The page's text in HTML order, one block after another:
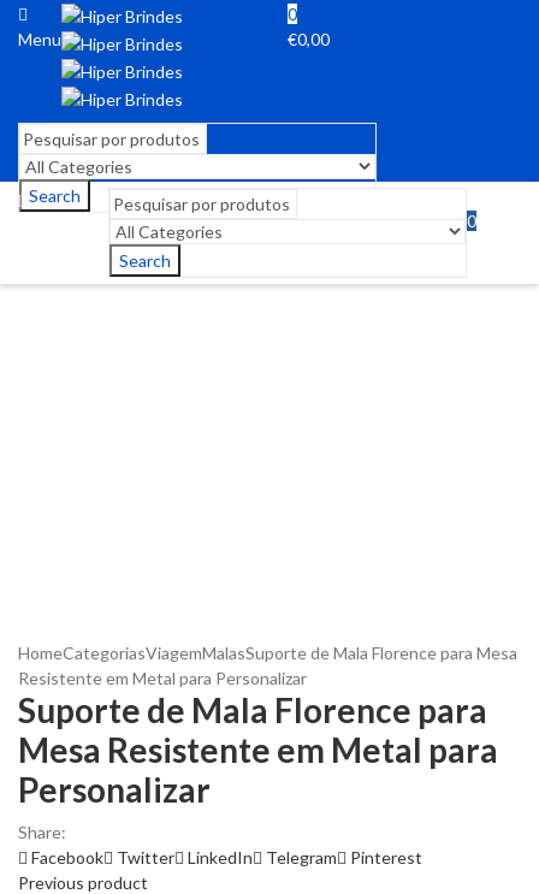
Menu
0
€0,00
Search
Search
0
HomeCategoriasViagemMalasSuporte de Mala Florence para Mesa
Resistente em Metal para Personalizar
Suporte de Mala Florence para
Mesa Resistente em Metal para
Personalizar
Share:
Facebook
Twitter LinkedIn Telegram
Pinterest
Previous product